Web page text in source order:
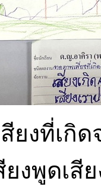
ยงที่เกิด
ยงพูดเสี